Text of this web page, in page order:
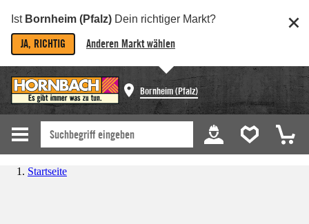
Ist Bornheim (Pfalz) Dein richtiger Markt?
JA, RICHTIG Anderen Markt wählen
Bornheim (Pfalz)
Startseite